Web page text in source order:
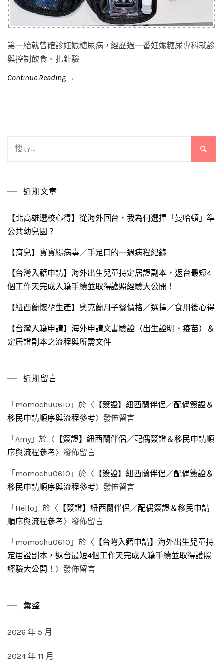
第一胎就曾確診妊娠糖尿病，經歷過一番妊娠糖尿專科就診
與控制飲食、扎針驗
Continue Reading →
近期文章
【北高雄選校心得】從海外回台，我為何選擇「曼哈頓」準
公共幼兒園？
【育兒】寶寶腸病毒／手足口的一週病程紀錄
【台灣入籍申請】海外出生兒童持定居證副本，返台最短4
個工作天完成入籍手續並取得護照經驗大公開！
【紐西蘭懷孕生產】奧克蘭月子餐價格／選擇／食用後心得
【台灣入籍申請】海外申請文書驗證（出生證明、疫苗）＆
定居證副本之流程與所需文件
近期留言
「 momochu0610 」於〈 【簽證】紐西蘭伴侶／配偶簽證＆
移民申請順序與流程參考〉發佈留言
「 Amy 」於〈 【簽證】紐西蘭伴侶／配偶簽證＆移民申請順
序與流程參考〉發佈留言
「 momochu0610 」於〈 【簽證】紐西蘭伴侶／配偶簽證＆
移民申請順序與流程參考〉發佈留言
「 Hello 」於〈 【簽證】紐西蘭伴侶／配偶簽證＆移民申請
順序與流程參考〉發佈留言
「 momochu0610 」於〈 【台灣入籍申請】海外出生兒童持
定居證副本，返台最短4個工作天完成入籍手續並取得護照
經驗大公開！ 〉發佈留言
彙整
2026 年 5 月
2024 年 11 月